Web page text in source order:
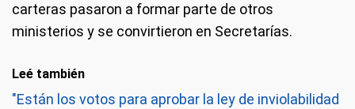
carteras pasaron a formar parte de otros
ministerios y se convirtieron en Secretarías.
Leé también
"Están los votos para aprobar la ley de inviolabilidad